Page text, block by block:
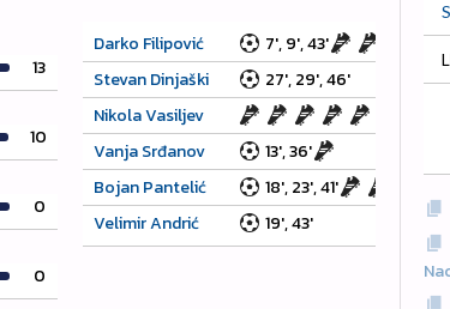
Darko Filipović
7', 9', 43'
Stevan Dinjaški
27', 29', 46'
Nikola Vasiljev
Vanja Srđanov
13', 36'
Bojan Pantelić
18', 23', 41'
Velimir Andrić
19', 43'
13
10
0
0